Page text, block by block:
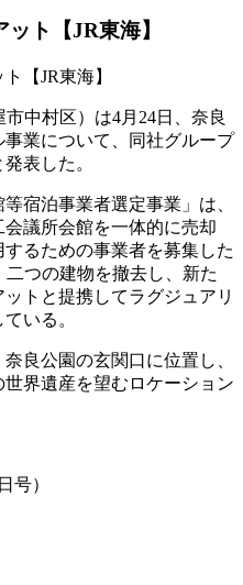
ト【JR東海】
中村区）は4月24日、奈良
業について、同社グループ
表した。
宿泊事業者選定事業」は、
議所会館を一体的に売却
るための事業者を募集した
二つの建物を撤去し、新た
トと提携してラグジュアリ
いる。
良公園の玄関口に位置し、
界遺産を望むロケーション
号）